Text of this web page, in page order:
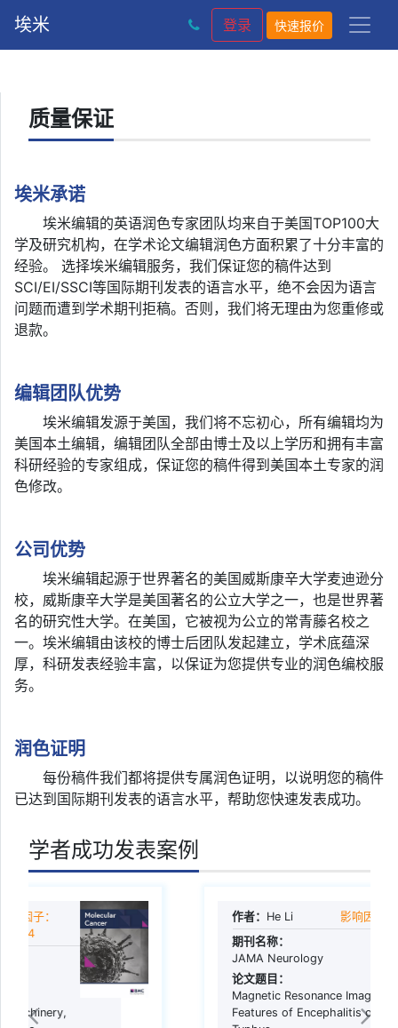
埃米 登录 快速报价
质量保证
埃米承诺
埃米编辑的英语润色专家团队均来自于美国TOP100大
学及研究机构，在学术论文编辑润色方面积累了十分丰富的
经验。 选择埃米编辑服务，我们保证您的稿件达到
SCI/EI/SSCI等国际期刊发表的语言水平，绝不会因为语言
问题而遭到学术期刊拒稿。否则，我们将无理由为您重修或
退款。
编辑团队优势
埃米编辑发源于美国，我们将不忘初心，所有编辑均为
美国本土编辑，编辑团队全部由博士及以上学历和拥有丰富
科研经验的专家组成，保证您的稿件得到美国本土专家的润
色修改。
公司优势
埃米编辑起源于世界著名的美国威斯康辛大学麦迪逊分
校，威斯康辛大学是美国著名的公立大学之一，也是世界著
名的研究性大学。在美国，它被视为公立的常青藤名校之
一。埃米编辑由该校的博士后团队发起建立，学术底蕴深
厚，科研发表经验丰富，以保证为您提供专业的润色编校服
务。
润色证明
每份稿件我们都将提供专属润色证明，以说明您的稿件
已达到国际期刊发表的语言水平，帮助您快速发表成功。
学者成功发表案例
作者：
影响因子：29
期刊名称：
JAMA Neurology
论文题目：
Magnetic Resonance Imaging
Features of Encephalitis of Scrub